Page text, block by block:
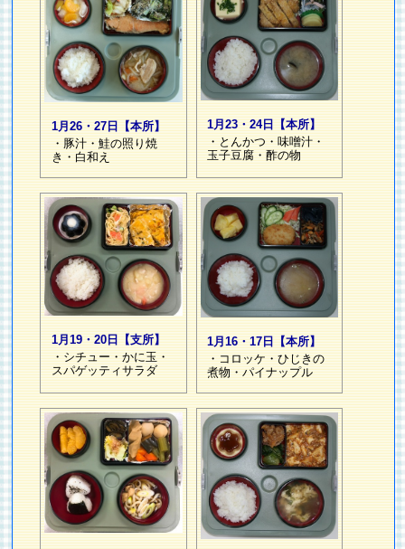
1月26・27日【本所】
・豚汁・鮭の照り焼
き・白和え
1月23・24日【本所】
・とんかつ・味噌汁・
玉子豆腐・酢の物
1月19・20日【支所】
・シチュー・かに玉・
スパゲッティサラダ
1月16・17日【本所】
・コロッケ・ひじきの
煮物・パイナップル